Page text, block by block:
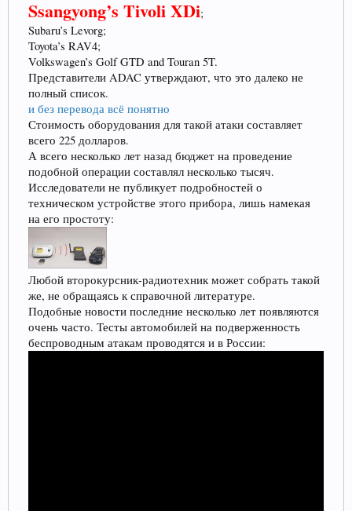
Ssangyong’s Tivoli XDi;
Subaru’s Levorg;
Toyota’s RAV4;
Volkswagen’s Golf GTD and Touran 5T.
Представители ADAC утверждают, что это далеко не
полный список.
и без перевода всё понятно
Стоимость оборудования для такой атаки составляет
всего 225 долларов.
А всего несколько лет назад бюджет на проведение
подобной операции составлял несколько тысяч.
Исследователи не публикует подробностей о
техническом устройстве этого прибора, лишь намекая
на его простоту:
Любой второкурсник-радиотехник может собрать такой
же, не обращаясь к справочной литературе.
Подобные новости последние несколько лет появляются
очень часто. Тесты автомобилей на подверженность
беспроводным атакам проводятся и в России: